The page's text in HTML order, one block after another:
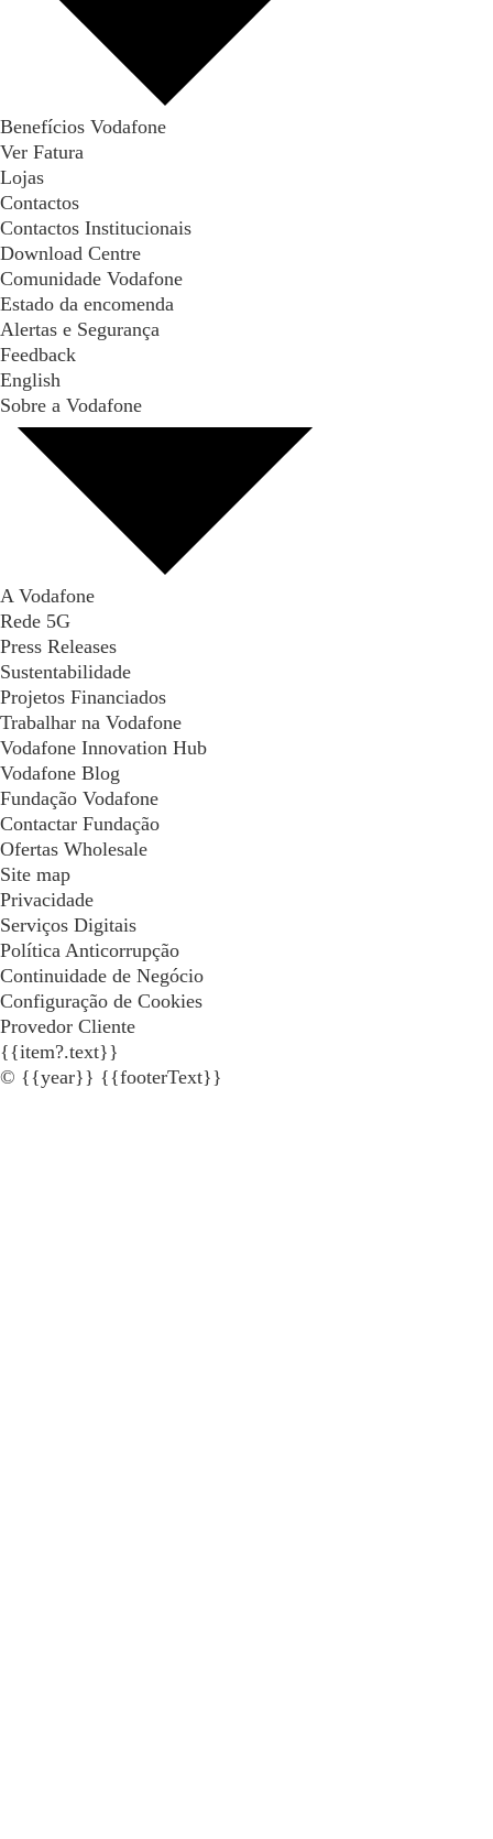
Benefícios Vodafone
Ver Fatura
Lojas
Contactos
Contactos Institucionais
Download Centre
Comunidade Vodafone
Estado da encomenda
Alertas e Segurança
Feedback
English
Sobre a Vodafone
A Vodafone
Rede 5G
Press Releases
Sustentabilidade
Projetos Financiados
Trabalhar na Vodafone
Vodafone Innovation Hub
Vodafone Blog
Fundação Vodafone
Contactar Fundação
Ofertas Wholesale
Site map
Privacidade
Serviços Digitais
Política Anticorrupção
Continuidade de Negócio
Configuração de Cookies
Provedor Cliente
{{item?.text}}
© {{year}} {{footerText}}